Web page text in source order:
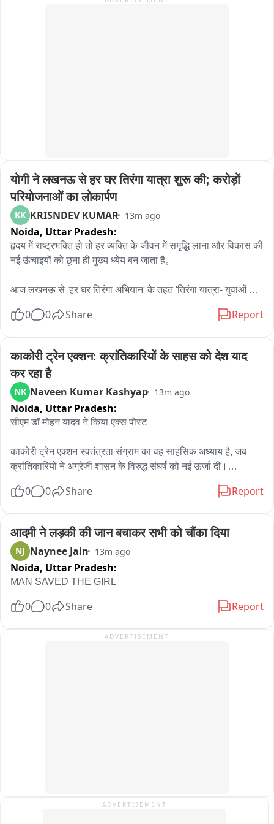
एक्ट के तहत मामला दर्ज कर जांच शुरू कर दी है। प्रकरण की जांच
योगी ने लखनऊ से हर घर तिरंगा यात्रा शुरू की; करोड़ों
परियोजनाओं का लोकार्पण
KK KRISNDEV KUMAR 13m ago
Noida, Uttar Pradesh:
हृदय में राष्ट्रभक्ति हो तो हर व्यक्ति के जीवन में समृद्धि लाना और विकास की
नई ऊंचाइयों को छूना ही मुख्य ध्येय बन जाता है。
आज लखनऊ से 'हर घर तिरंगा अभियान' के तहत 'तिरंगा यात्रा- युवाओं के
कर अपने गौरवशाली इतिहास और वीर क्रांतिकारियों की स्मृतियों को नमन
इसके उपरांत 'विकास भी, विरासत भी' के भाव के साथ भगवान गौतम बुद्ध की
पावन धरा जनपद सिद्धार्थनगर के डुमरियागंज एवं बांसी विधान सभा क्षेत्रों में
₹311 करोड़ से अधिक लागत की 107 लोक-कल्याणकारी परियोजनाओं का
लोकार्पण/शिलान्यास और विभिन्न योजनाओं के लाभार्थियों को प्रमाण-पत्र
भी वितरित होगा。
Nation First के मंत्र को आत्मसात करते हुए विरासत के संरक्षण, सर्वांगीण
विकास और हर नागरिक के जीवन में सकारात्मक परिवर्तन लाने के लिए डबल
0 0 Share Report
काकोरी ट्रेन एक्शन: क्रांतिकारियों के साहस को देश याद
कर रहा है
NK Naveen Kumar Kashyap 13m ago
Noida, Uttar Pradesh:
सीएम डॉ मोहन यादव ने किया एक्स पोस्ट
काकोरी ट्रेन एक्शन स्वतंत्रता संग्राम का वह साहसिक अध्याय है, जब
क्रांतिकारियों ने अंग्रेजी शासन के विरुद्ध संघर्ष को नई ऊर्जा दी।
देशवासियों के लिए गौरव का विषय रहेगा। अमर क्रांतिकारियों को सादर
0 0 Share Report
आदमी ने लड़की की जान बचाकर सभी को चौंका दिया
NJ Naynee Jain 13m ago
Noida, Uttar Pradesh:
MAN SAVED THE GIRL
0 0 Share Report
ADVERTISEMENT
ADVERTISEMENT